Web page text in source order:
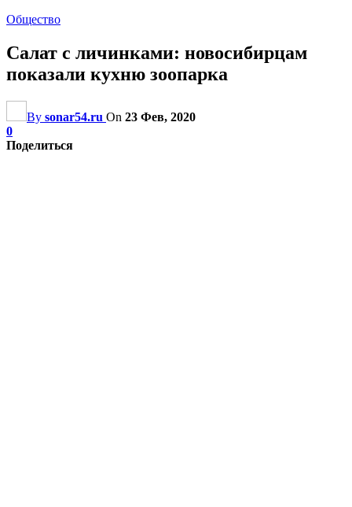
Общество
Салат с личинками: новосибирцам
показали кухню зоопарка
By sonar54.ru On 23 Фев, 2020
0
Поделиться